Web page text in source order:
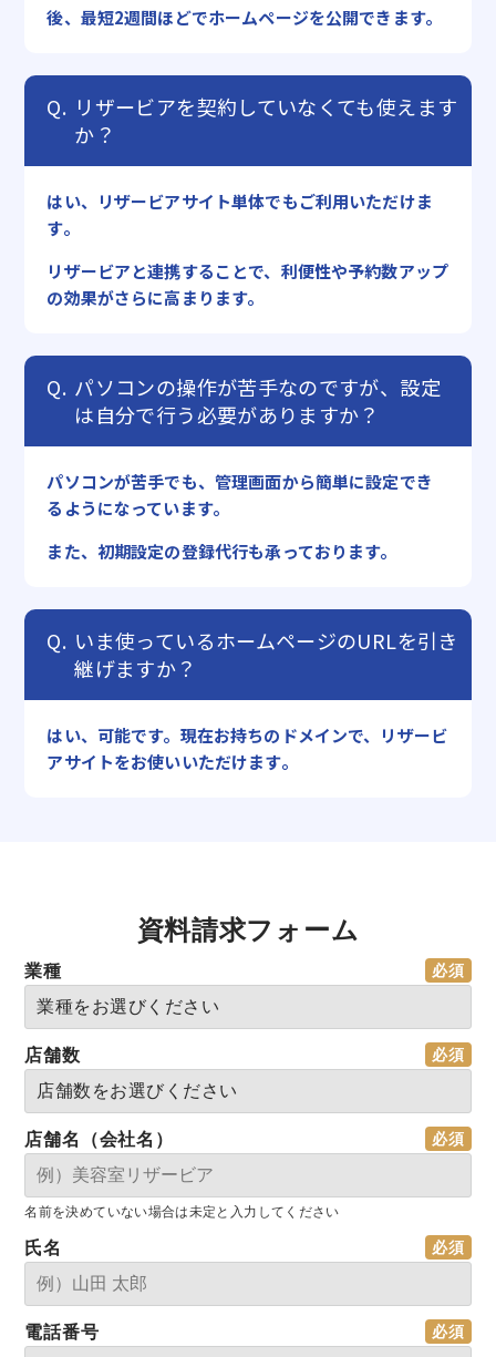
後、最短2週間ほどでホームページを公開できます。
リザービアを契約していなくても使えます
か？
はい、リザービアサイト単体でもご利用いただけま
す。
リザービアと連携することで、利便性や予約数アップ
の効果がさらに高まります。
パソコンの操作が苦手なのですが、設定
は自分で行う必要がありますか？
パソコンが苦手でも、管理画面から簡単に設定でき
るようになっています。
また、初期設定の登録代行も承っております。
いま使っているホームページのURLを引き
継げますか？
はい、可能です。現在お持ちのドメインで、リザービ
アサイトをお使いいただけます。
資料請求フォーム
業種
店舗数
店舗名（会社名）
名前を決めていない場合は未定と入力してください
氏名
電話番号